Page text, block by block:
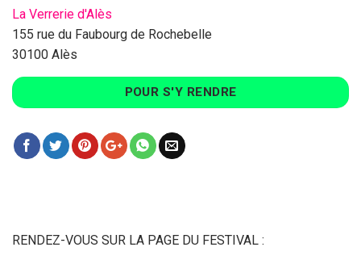
La Verrerie d'Alès
155 rue du Faubourg de Rochebelle
30100 Alès
POUR S'Y RENDRE
RENDEZ-VOUS SUR LA PAGE DU FESTIVAL :